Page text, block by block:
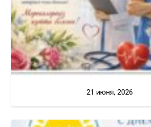
21 июня, 2026